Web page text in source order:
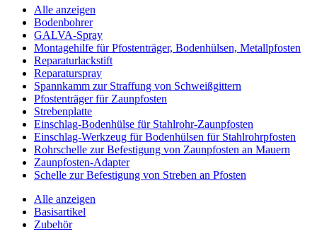
Alle anzeigen
Bodenbohrer
GALVA-Spray
Montagehilfe für Pfostenträger, Bodenhülsen, Metallpfosten
Reparaturlackstift
Reparaturspray
Spannkamm zur Straffung von Schweißgittern
Pfostenträger für Zaunpfosten
Strebenplatte
Einschlag-Bodenhülse für Stahlrohr-Zaunpfosten
Einschlag-Werkzeug für Bodenhülsen für Stahlrohrpfosten
Rohrschelle zur Befestigung von Zaunpfosten an Mauern
Zaunpfosten-Adapter
Schelle zur Befestigung von Streben an Pfosten
Alle anzeigen
Basisartikel
Zubehör